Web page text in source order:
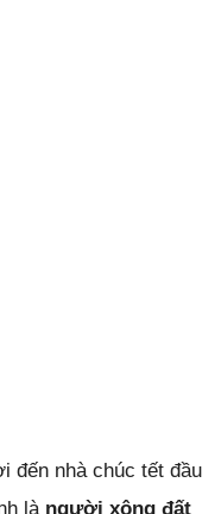
đến nhà chúc tết đầu
là người xông đất